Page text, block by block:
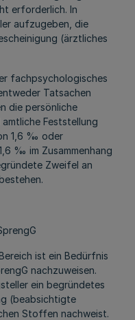
erforderlich. In
aufzugeben, die
(ärztliches
fachpsychologisches
Tatsachen
die persönliche
Feststellung
1,6 ‰ oder
‰ im Zusammenhang
Zweifel an
ist ein Bedürfnis
nachzuweisen.
ein begründetes
(beabsichtigte
Stoffen nachweist.